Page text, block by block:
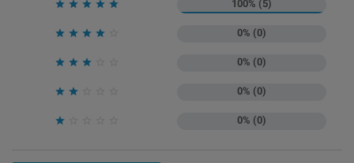
     100% (5)
    0% (0)
   0% (0)
  0% (0)
 0% (0)